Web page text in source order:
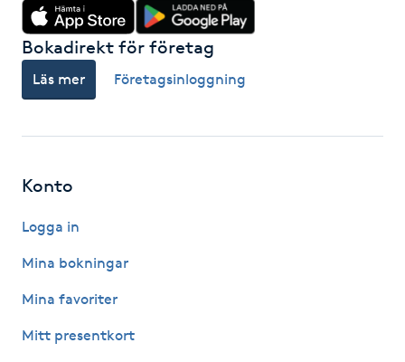
Keratinbehandling
Kinesiologi
Klangmassage
Klippning
Bokadirekt för företag
Läs mer Företagsinloggning
Konto
Logga in
Mina bokningar
Mina favoriter
Mitt presentkort